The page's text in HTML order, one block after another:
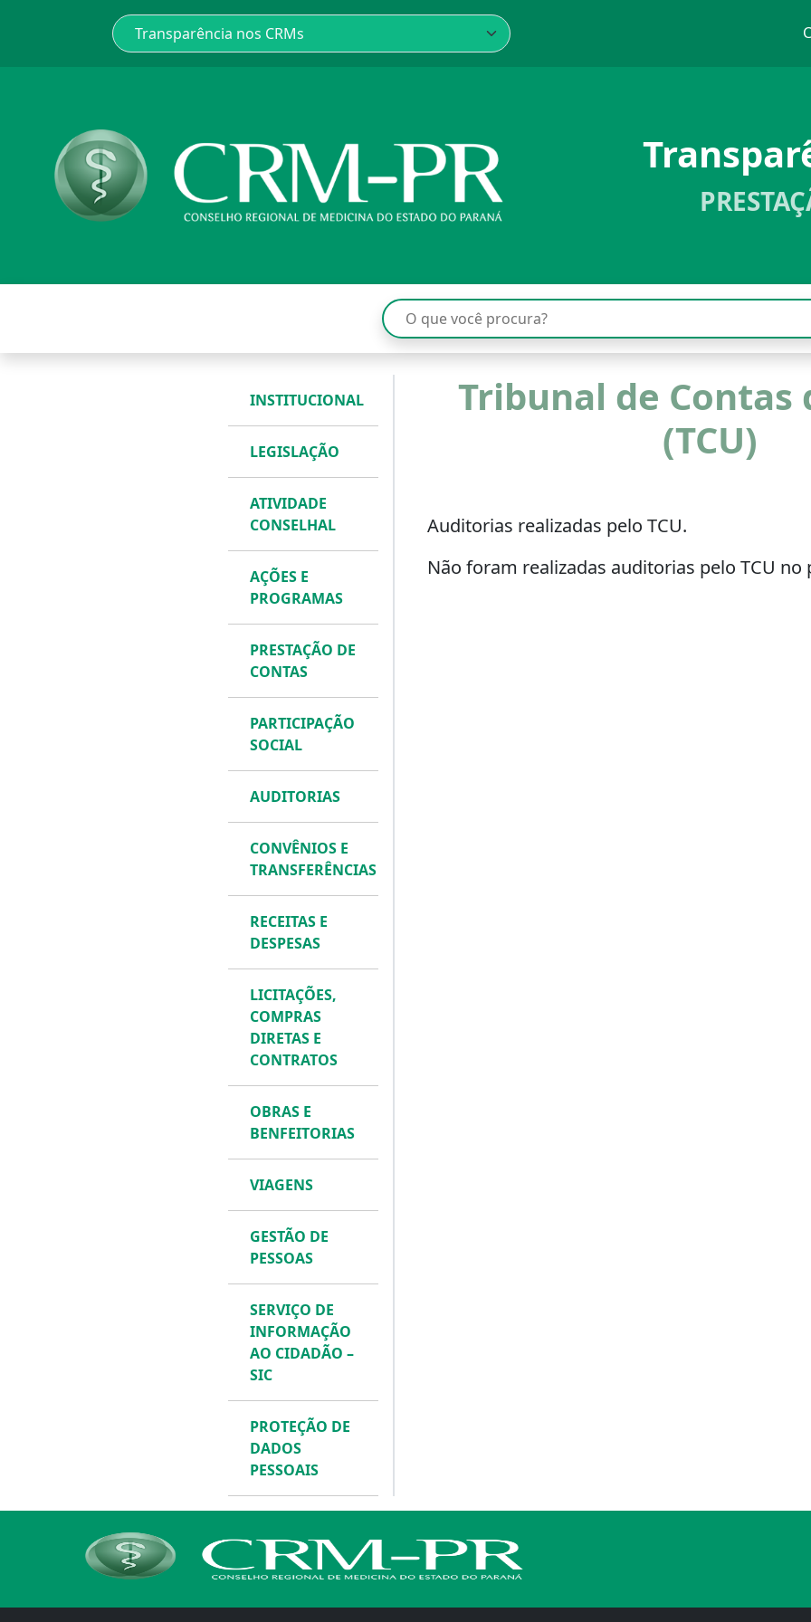
INSTITUCIONAL
LEGISLAÇÃO
ATIVIDADE
CONSELHAL
AÇÕES E
PROGRAMAS
PRESTAÇÃO DE
CONTAS
PARTICIPAÇÃO
SOCIAL
AUDITORIAS
CONVÊNIOS E
TRANSFERÊNCIAS
RECEITAS E
DESPESAS
LICITAÇÕES,
COMPRAS
DIRETAS E
CONTRATOS
OBRAS E
BENFEITORIAS
VIAGENS
GESTÃO DE
PESSOAS
SERVIÇO DE
INFORMAÇÃO
AO CIDADÃO –
SIC
PROTEÇÃO DE
DADOS
PESSOAIS
Tribunal de Contas
(TCU)
Auditorias realizadas pelo TCU.
Não foram realizadas auditorias pelo TCU no